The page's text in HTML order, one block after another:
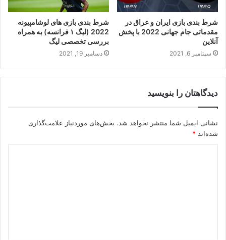
شرط بندی بازی ایران و عراق در
مقدماتی جام جهانی 2022 با پخش
آنلاین
سپتامبر 6, 2021
شرط بندی بازی های لوشامپیونه
2022 (لیگ ۱ فرانسه) به همراه
بررسی تخصصی لیگ
دسامبر 19, 2021
دیدگاهتان را بنویسید
نشانی ایمیل شما منتشر نخواهد شد. بخش‌های موردنیاز علامت‌گذاری
شده‌اند *